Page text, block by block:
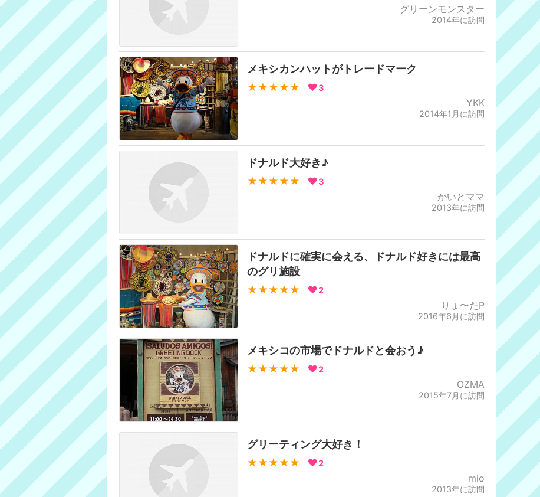
グリーンモンスター
2014年に訪問
メキシカンハットがトレードマーク
★★★★★ 3
YKK
2014年1月に訪問
ドナルド大好き♪
★★★★★ 3
かいとママ
2013年に訪問
ドナルドに確実に会える、ドナルド好きには最高
のグリ施設
★★★★★ 2
りょ〜たP
2016年6月に訪問
メキシコの市場でドナルドと会おう♪
★★★★★ 2
OZMA
2015年7月に訪問
グリーティング大好き！
★★★★★ 2
mio
2013年に訪問